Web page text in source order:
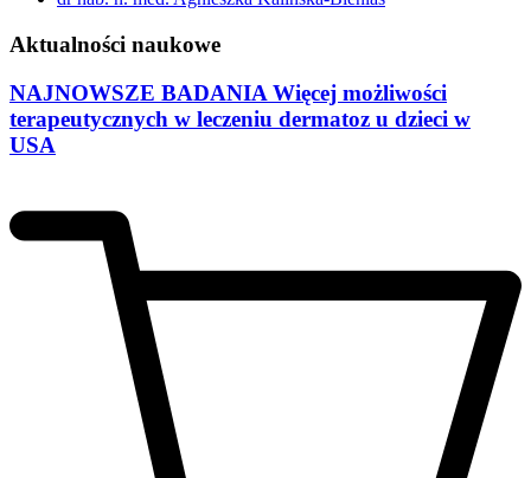
Aktualności naukowe
NAJNOWSZE BADANIA Więcej możliwości
terapeutycznych w leczeniu dermatoz u dzieci w
USA